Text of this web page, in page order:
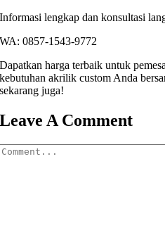
Informasi lengkap dan konsultasi
WA: 0857-1543-9772
Dapatkan harga terbaik untuk
kebutuhan akrilik custom Anda
sekarang juga!
Leave A Comment